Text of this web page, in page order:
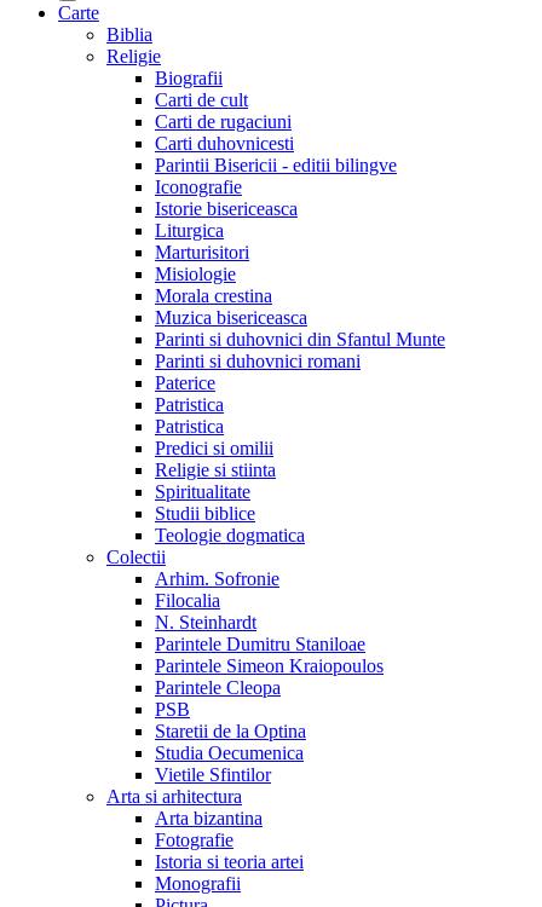
Carte
Biblia
Religie
Biografii
Carti de cult
Carti de rugaciuni
Carti duhovnicesti
Parintii Bisericii - editii bilingve
Iconografie
Istorie bisericeasca
Liturgica
Marturisitori
Misiologie
Morala crestina
Muzica bisericeasca
Parinti si duhovnici din Sfantul Munte
Parinti si duhovnici romani
Paterice
Patristica
Patristica
Predici si omilii
Religie si stiinta
Spiritualitate
Studii biblice
Teologie dogmatica
Colectii
Arhim. Sofronie
Filocalia
N. Steinhardt
Parintele Dumitru Staniloae
Parintele Simeon Kraiopoulos
Parintele Cleopa
PSB
Staretii de la Optina
Studia Oecumenica
Vietile Sfintilor
Arta si arhitectura
Arta bizantina
Fotografie
Istoria si teoria artei
Monografii